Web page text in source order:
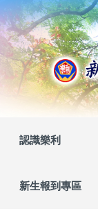
跳
到
主
要
認識樂利
新生報到專區